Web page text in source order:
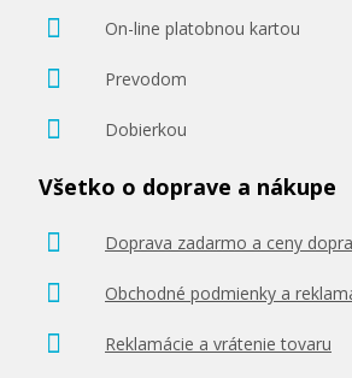
HP 131A, HP CF212A
On-line platobnou kartou
Prevodom
Dobierkou
Všetko o doprave a nákupe
Doprava zadarmo a ceny
Obchodné podmienky a
Reklamácie a vrátenie tovaru